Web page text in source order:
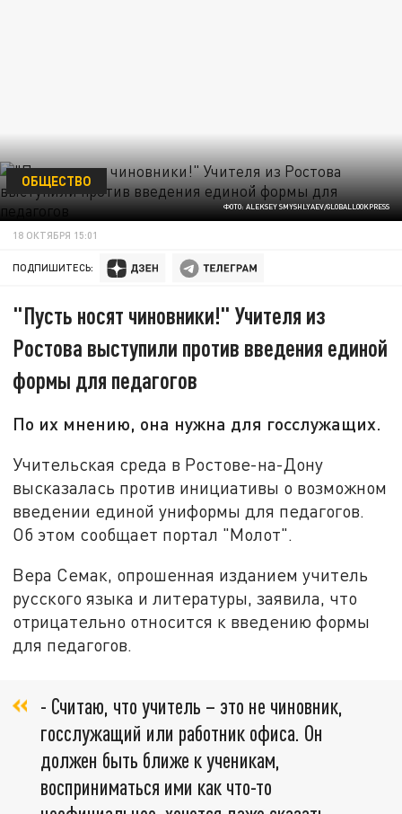
ФОТО: ALEKSEY SMYSHLYAEV/GLOBALLOOKPRESS
ОБЩЕСТВО
18 ОКТЯБРЯ 15:01
ПОДПИШИТЕСЬ:
"Пусть носят чиновники!" Учителя из
Ростова выступили против введения единой
формы для педагогов
По их мнению, она нужна для госслужащих.
Учительская среда в Ростове-на-Дону
высказалась против инициативы о возможном
введении единой униформы для педагогов.
Об этом сообщает портал "Молот".
Вера Семак, опрошенная изданием учитель
русского языка и литературы, заявила, что
отрицательно относится к введению формы
для педагогов.
- Считаю, что учитель – это не чиновник,
госслужащий или работник офиса. Он
должен быть ближе к ученикам,
восприниматься ими как что-то